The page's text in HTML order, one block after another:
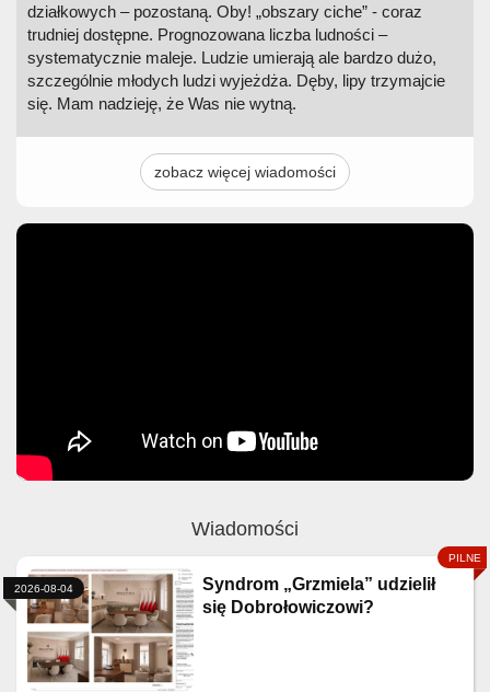
działkowych – pozostaną. Oby! „obszary ciche” - coraz
trudniej dostępne. Prognozowana liczba ludności –
systematycznie maleje. Ludzie umierają ale bardzo dużo,
szczególnie młodych ludzi wyjeżdża. Dęby, lipy trzymajcie
się. Mam nadzieję, że Was nie wytną.
zobacz więcej wiadomości
Wiadomości
Syndrom „Grzmiela” udzielił
się Dobrołowiczowi?
2026-08-04